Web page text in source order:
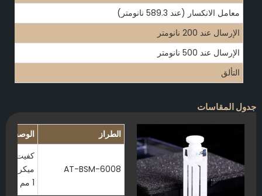
معامل الانكسار (عند 589.3 نانومتر)
الإرسال عند 200 نانومتر
الإرسال عند 500 نانومتر
التألق
جدول المقاسات
الطراز الوصف
AT-BSM-6008
1 مم